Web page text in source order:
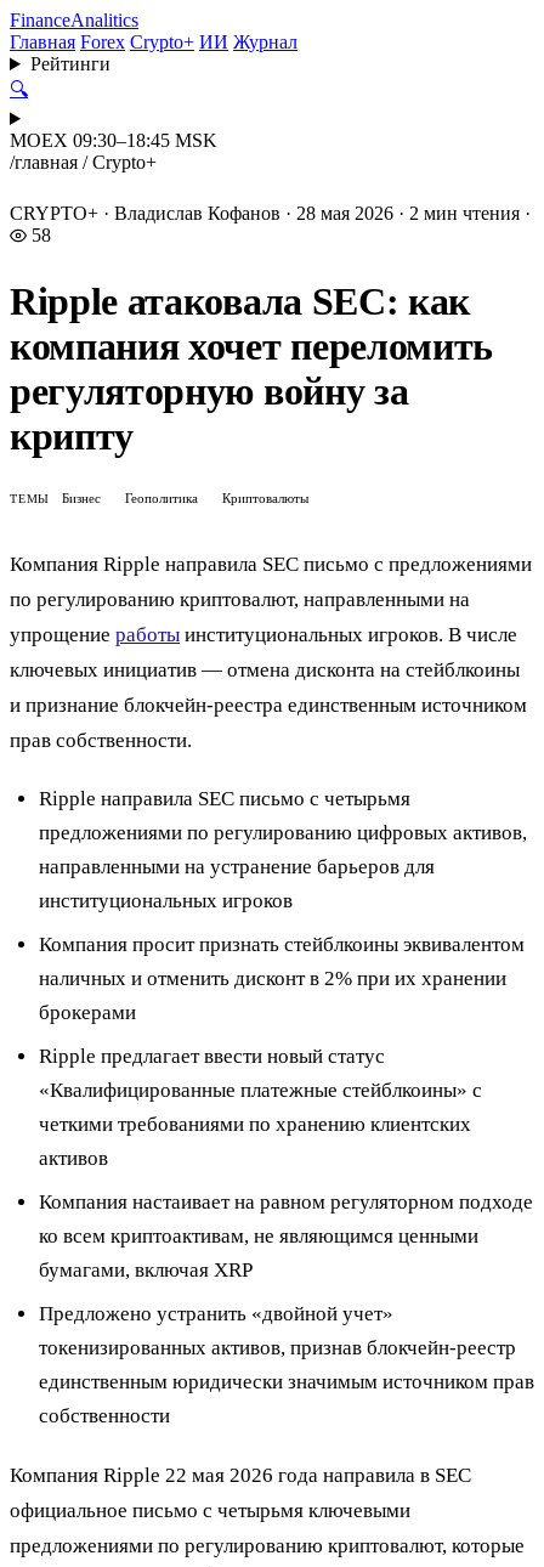
FinanceAnalitics
Главная Forex Crypto+ ИИ Журнал
Рейтинги
🔍
MOEX 09:30–18:45 MSK
/главная / Crypto+
CRYPTO+ · Владислав Кофанов · 28 мая 2026 · 2 мин чтения ·
58
Ripple атаковала SEC: как
компания хочет переломить
регуляторную войну за
крипту
ТЕМЫ Бизнес Геополитика Криптовалюты
Компания Ripple направила SEC письмо с предложениями
по регулированию криптовалют, направленными на
упрощение работы институциональных игроков. В числе
ключевых инициатив — отмена дисконта на стейблкоины
и признание блокчейн-реестра единственным источником
прав собственности.
Ripple направила SEC письмо с четырьмя
предложениями по регулированию цифровых активов,
направленными на устранение барьеров для
институциональных игроков
Компания просит признать стейблкоины эквивалентом
наличных и отменить дисконт в 2% при их хранении
брокерами
Ripple предлагает ввести новый статус
«Квалифицированные платежные стейблкоины» с
четкими требованиями по хранению клиентских
активов
Компания настаивает на равном регуляторном подходе
ко всем криптоактивам, не являющимся ценными
бумагами, включая XRP
Предложено устранить «двойной учет»
токенизированных активов, признав блокчейн-реестр
единственным юридически значимым источником прав
собственности
Компания Ripple 22 мая 2026 года направила в SEC
официальное письмо с четырьмя ключевыми
предложениями по регулированию криптовалют, которые